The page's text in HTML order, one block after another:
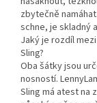
zbytečně
schne, je skladný
Jaký je rozdíl
Sling?
Oba šátky jsou
nosností.
Sling má atest na